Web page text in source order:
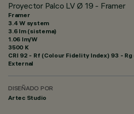
Proyector Palco LV Ø 19 - Framer
Framer
3.4 W system
3.6 lm (sistema)
1.06 lm/W
3500 K
CRI 92 - Rf (Colour Fidelity Index) 93 - Rg
External
DISEÑADO POR
Artec Studio